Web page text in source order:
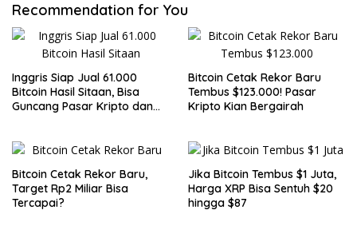
Recommendation for You
Inggris Siap Jual 61.000
Bitcoin Hasil Sitaan, Bisa
Guncang Pasar Kripto dan
Bitcoin Cetak Rekor Baru
Tembus $123.000! Pasar
Kripto Kian Bergairah
Bitcoin Cetak Rekor Baru,
Target Rp2 Miliar Bisa
Tercapai?
Jika Bitcoin Tembus $1 Juta,
Harga XRP Bisa Sentuh $20
hingga $87